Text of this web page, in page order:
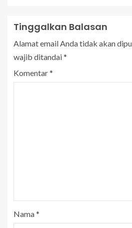
Tinggalkan Balasan
Alamat email Anda tidak akan
wajib ditandai*
Komentar*
Nama*